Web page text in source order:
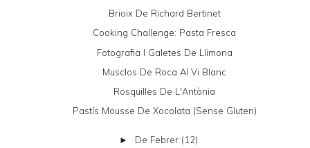
Brioix De Richard Bertinet
Cooking Challenge: Pasta Fresca
Fotografia I Galetes De Llimona
Musclos De Roca Al Vi Blanc
Rosquilles De L'Antònia
Pastís Mousse De Xocolata (sense Gluten)
► De Febrer (12)